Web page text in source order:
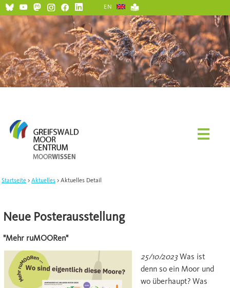
EN
Startseite Aktuelles Aktuelles Detail
Neue Posterausstellung
"Mehr ruMOORen"
25/10/2023Was ist
denn so ein Moor und
wo überhaupt? Was